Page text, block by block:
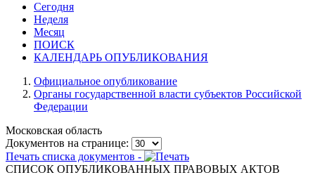
Сегодня
Неделя
Месяц
ПОИСК
КАЛЕНДАРЬ ОПУБЛИКОВАНИЯ
Официальное опубликование
Органы государственной власти субъектов Российской
Федерации
Московская область
Документов на странице:
Печать списка документов -
СПИСОК ОПУБЛИКОВАННЫХ ПРАВОВЫХ АКТОВ